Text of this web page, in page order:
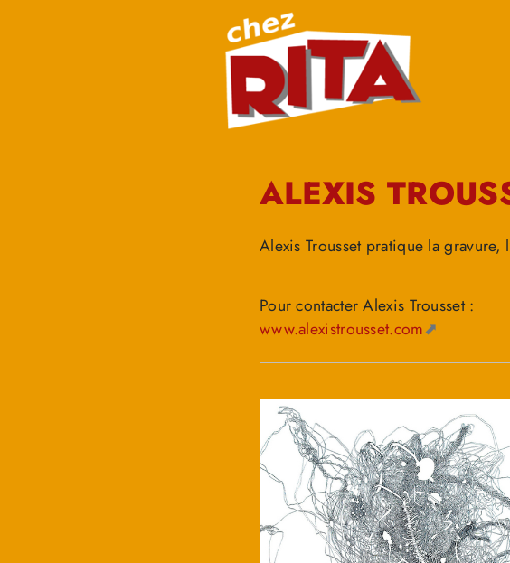
ALEXIS
Alexis Trousset pratique la
Pour contacter Alexis Trousset :
www.alexistrousset.com